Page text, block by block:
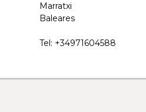
Marratxi
Baleares
Tel: +34971604588